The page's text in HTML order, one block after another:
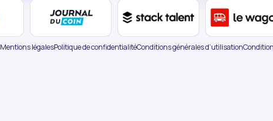
Mentions légalesPolitique de confidentialitéConditions générales d’utilisation